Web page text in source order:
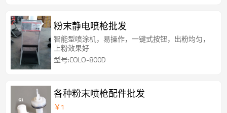
粉末静电喷枪批发
智能型喷涂机，易操作，一键式按钮，出粉均匀，
上粉效果好
型号:COLO-800D
各种粉末喷枪配件批发
￥1